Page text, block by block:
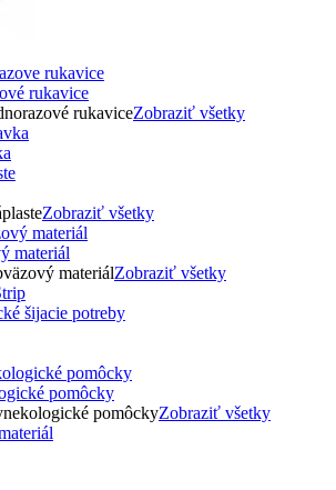
rukavice
rukaviceZobraziť všetky
Zobraziť všetky
materiál
materiálZobraziť všetky
šijacie potreby
pomôcky
pomôckyZobraziť všetky